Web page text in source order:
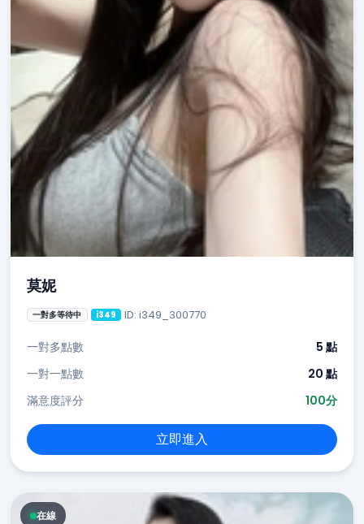
莫妮
一對多等待中 i349 ID: i349_300770
一對多點數
5 點
一對一點數
20 點
滿意度評分
100分
立即進入
在線